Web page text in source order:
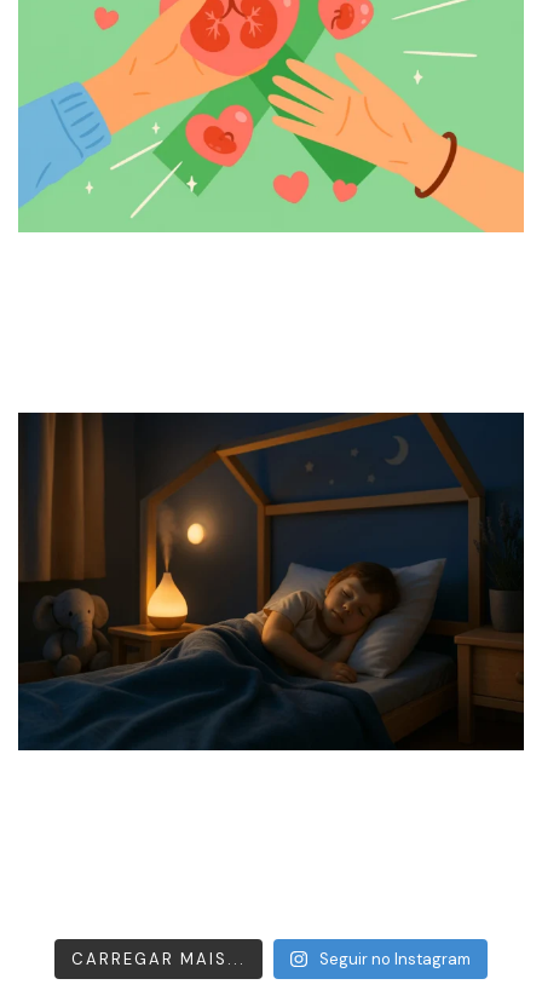
CARREGAR MAIS... Seguir no Instagram